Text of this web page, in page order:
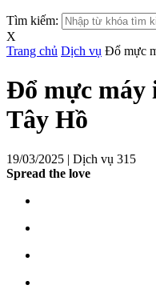
Tìm kiếm:
X
Trang chủ Dịch vụ Đổ mực
Đổ mực máy
Tây Hồ
19/03/2025 | Dịch vụ 315
Spread the love